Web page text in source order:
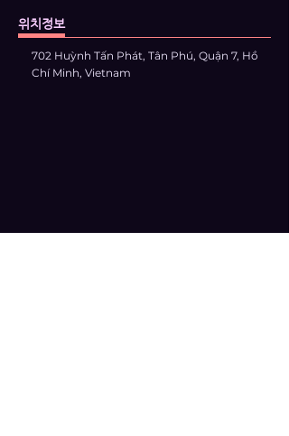
위치정보
702 Huỳnh Tấn Phát, Tân Phú, Quận 7, Hồ
Chí Minh, Vietnam